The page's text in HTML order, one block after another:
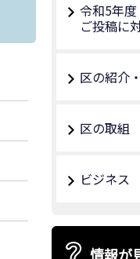
令和5年
ご投稿に
区の紹介
区の取組
ビジネス
情報が